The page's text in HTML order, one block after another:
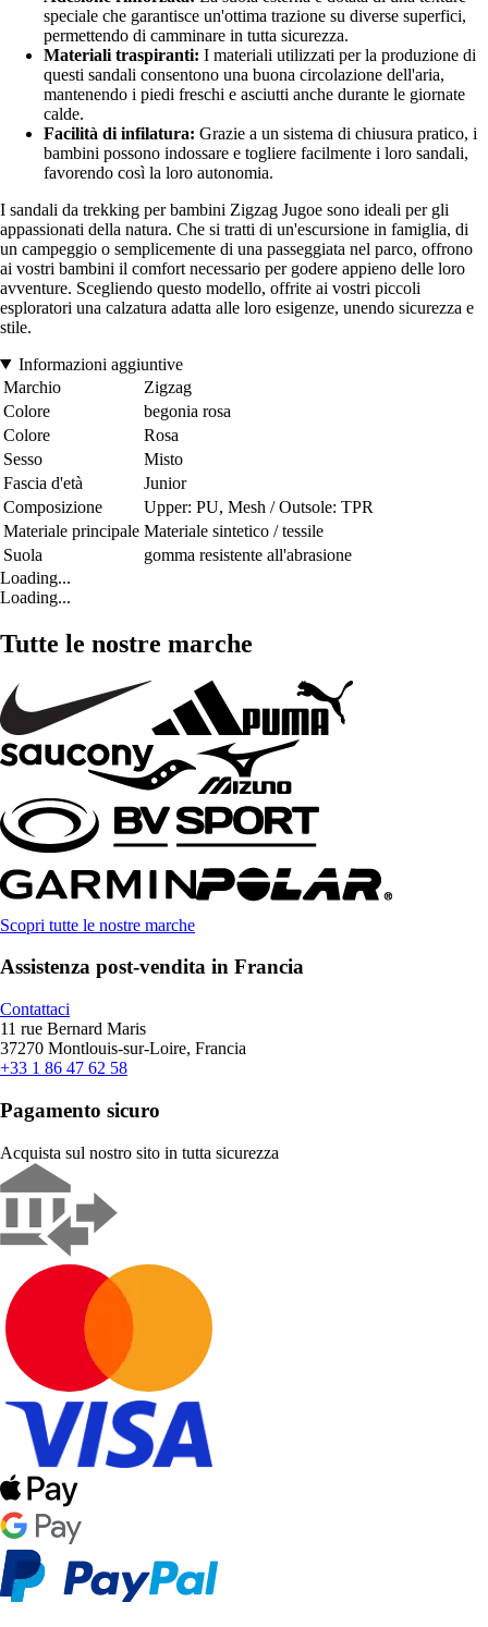
speciale che garantisce un'ottima trazione su diverse superfici,
permettendo di camminare in tutta sicurezza.
Materiali traspiranti: I materiali utilizzati per la produzione di
questi sandali consentono una buona circolazione dell'aria,
mantenendo i piedi freschi e asciutti anche durante le giornate
calde.
Facilità di infilatura: Grazie a un sistema di chiusura pratico, i
bambini possono indossare e togliere facilmente i loro sandali,
favorendo così la loro autonomia.
I sandali da trekking per bambini Zigzag Jugoe sono ideali per gli
appassionati della natura. Che si tratti di un'escursione in famiglia, di
un campeggio o semplicemente di una passeggiata nel parco, offrono
ai vostri bambini il comfort necessario per godere appieno delle loro
avventure. Scegliendo questo modello, offrite ai vostri piccoli
esploratori una calzatura adatta alle loro esigenze, unendo sicurezza e
stile.
Informazioni aggiuntive
Marchio
Zigzag
Colore
begonia rosa
Colore
Rosa
Sesso
Misto
Fascia d'età
Junior
Composizione
Upper: PU, Mesh / Outsole: TPR
Materiale principale Materiale sintetico / tessile
Suola
gomma resistente all'abrasione
Loading...
Loading...
Tutte le nostre marche
Scopri tutte le nostre marche
Assistenza post-vendita in Francia
Contattaci
11 rue Bernard Maris
37270 Montlouis-sur-Loire, Francia
+33 1 86 47 62 58
Pagamento sicuro
Acquista sul nostro sito in tutta sicurezza